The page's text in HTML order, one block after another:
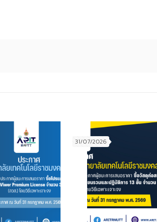
31/07/2026